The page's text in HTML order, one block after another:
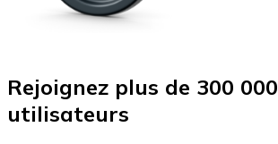
Rejoignez plus de 300 000
utilisateurs